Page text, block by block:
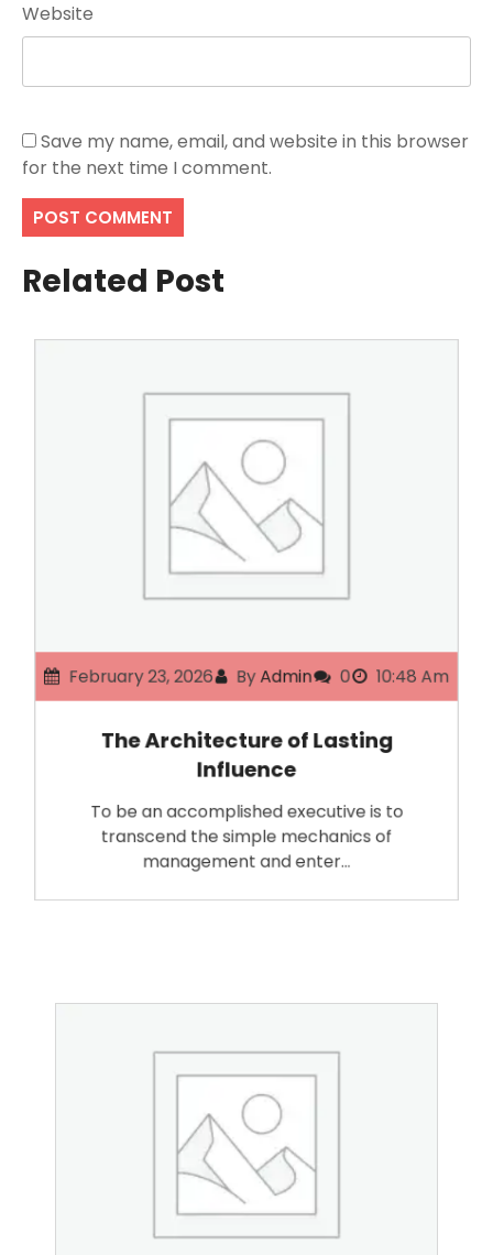
Website
Save my name, email, and website in this browser
for the next time I comment.
Related Post
February 23, 2026 ByAdmin 0 10:48 Am
The Architecture of Lasting
Influence
To be an accomplished executive is to
transcend the simple mechanics of
management and enter…